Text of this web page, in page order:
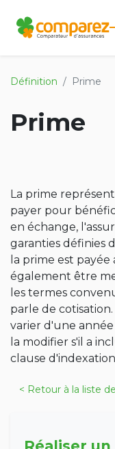
Définition Prime
Prime
La prime
payer pour
en échange,
garanties définies
la prime est
également être
les termes
parle de
varier d'une
la modifier s'il a
clause
< Retour à la liste